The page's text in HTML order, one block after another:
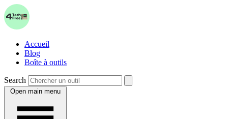
Accueil
Blog
Boîte à outils
Search
Open main menu